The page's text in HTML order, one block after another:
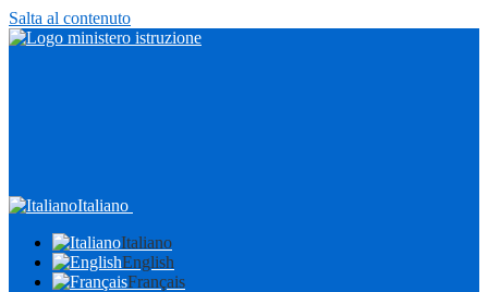
Salta al contenuto
Italiano
Italiano
English
Français